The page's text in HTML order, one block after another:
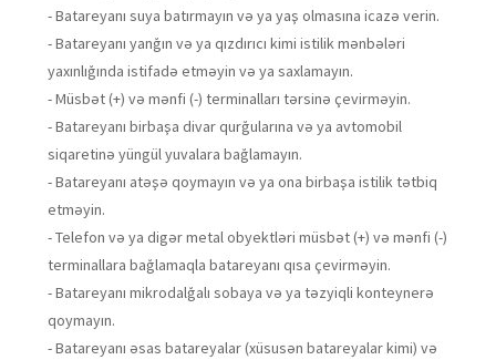
- Batareyanı suya batırmayın və ya yaş olmasına icazə verin.
- Batareyanı yanğın və ya qızdırıcı kimi istilik mənbələri
yaxınlığında istifadə etməyin və ya saxlamayın.
- Müsbət (+) və mənfi (-) terminalları tərsinə çevirməyin.
- Batareyanı birbaşa divar qurğularına və ya avtomobil
siqaretinə yüngül yuvalara bağlamayın.
- Batareyanı atəşə qoymayın və ya ona birbaşa istilik tətbiq
etməyin.
- Telefon və ya digər metal obyektləri müsbət (+) və mənfi (-)
terminallara bağlamaqla batareyanı qısa çevirməyin.
- Batareyanı mikrodalğalı sobaya və ya təzyiqli konteynerə
qoymayın.
- Batareyanı əsas batareyalar (xüsusən batareyalar kimi) və